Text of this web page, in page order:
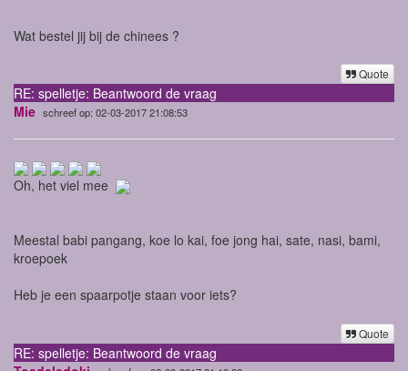
Wat bestel jij bij de chinees ?
Quote
RE: spelletje: Beantwoord de vraag
Mie schreef op: 02-03-2017 21:08:53
Oh, het viel mee
Meestal babi pangang, koe lo kai, foe jong hai, sate, nasi, bami,
kroepoek
Heb je een spaarpotje staan voor iets?
Quote
RE: spelletje: Beantwoord de vraag